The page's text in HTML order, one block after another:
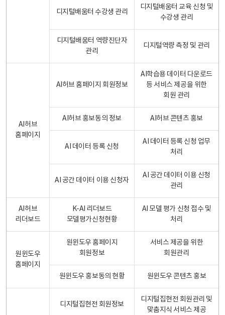
디지털배움터 수강생 관리
디지털배움터 교육 신청 및
수강생 관리
디지털배움터 역량진단자
관리
디지털역량 측정 및 관리
AI허브
홈페이지
AI허브 홈페이지 회원정보
AI학습용 데이터 다운로드
등 서비스 제공을 위한
회원 관리
AI허브 홍보동의 정보 AI허브 콘텐츠 홍보
AI 데이터 등록 신청
AI 데이터 등록 신청 업무
처리
AI 공간 데이터 이용 신청자
AI 공간 데이터 이용 신청
관리
AI허브
리더보드
K-AI 리더보드
모델평가신청현황
AI 모델 평가 신청 접수 및
처리
원윈도우
홈페이지
원윈도우 홈페이지
회원정보
서비스 제공을 위한
회원관리
원윈도우 홍보동의 현황 원윈도우 콘텐츠 홍보
디지털집현전 회원정보
디지털집현전 회원관리 및
맞춤지식 서비스 제공